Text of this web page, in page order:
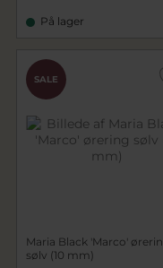
På lager
SALE
Maria Black 'Marco'
sølv (10 mm)